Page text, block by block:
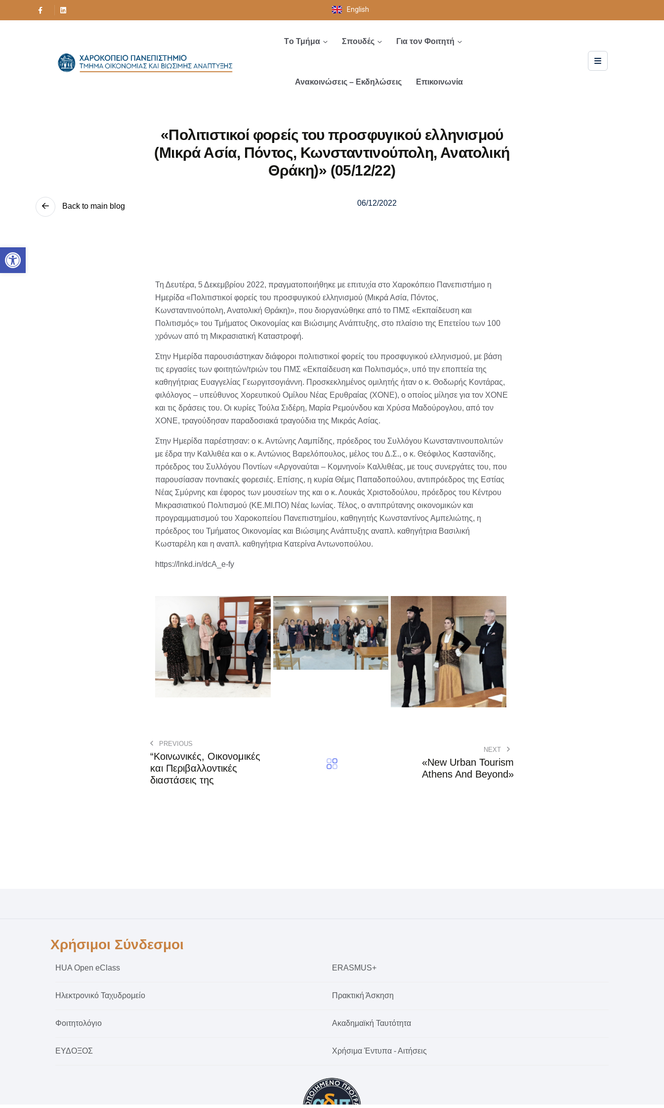
Ανοίξτε τη γραμμή εργαλείων
English
Tο Τμήμα Σπουδές Για τον Φοιτητή
Ανακοινώσεις – Εκδηλώσεις Επικοινωνία
«Πολιτιστικοί φορείς του προσφυγικού ελληνισμού
(Μικρά Ασία, Πόντος, Κωνσταντινούπολη, Ανατολική
Θράκη)» (05/12/22)
Back to main blog 06/12/2022
Τη Δευτέρα, 5 Δεκεμβρίου 2022, πραγματοποιήθηκε με επιτυχία στο Χαροκόπειο Πανεπιστήμιο η
Ημερίδα «Πολιτιστικοί φορείς του προσφυγικού ελληνισμού (Μικρά Ασία, Πόντος,
Κωνσταντινούπολη, Ανατολική Θράκη)», που διοργανώθηκε από το ΠΜΣ «Εκπαίδευση και
Πολιτισμός» του Τμήματος Οικονομίας και Βιώσιμης Ανάπτυξης, στο πλαίσιο της Επετείου των 100
χρόνων από τη Μικρασιατική Καταστροφή.
Στην Ημερίδα παρουσιάστηκαν διάφοροι πολιτιστικοί φορείς του προσφυγικού ελληνισμού, με βάση
τις εργασίες των φοιτητών/τριών του ΠΜΣ «Εκπαίδευση και Πολιτισμός», υπό την εποπτεία της
καθηγήτριας Ευαγγελίας Γεωργιτσογιάννη. Προσκεκλημένος ομιλητής ήταν ο κ. Θοδωρής Κοντάρας,
φιλόλογος – υπεύθυνος Χορευτικού Ομίλου Νέας Ερυθραίας (ΧΟΝΕ), ο οποίος μίλησε για τον ΧΟΝΕ
και τις δράσεις του. Οι κυρίες Τούλα Σιδέρη, Μαρία Ρεμούνδου και Χρύσα Μαδούρογλου, από τον
ΧΟΝΕ, τραγούδησαν παραδοσιακά τραγούδια της Μικράς Ασίας.
Στην Ημερίδα παρέστησαν: ο κ. Αντώνης Λαμπίδης, πρόεδρος του Συλλόγου Κωνσταντινουπολιτών
με έδρα την Καλλιθέα και ο κ. Αντώνιος Βαρελόπουλος, μέλος του Δ.Σ., ο κ. Θεόφιλος Καστανίδης,
πρόεδρος του Συλλόγου Ποντίων «Αργοναύται – Κομνηνοί» Καλλιθέας, με τους συνεργάτες του, που
παρουσίασαν ποντιακές φορεσιές. Επίσης, η κυρία Θέμις Παπαδοπούλου, αντιπρόεδρος της Εστίας
Νέας Σμύρνης και έφορος των μουσείων της και ο κ. Λουκάς Χριστοδούλου, πρόεδρος του Κέντρου
Μικρασιατικού Πολιτισμού (ΚΕ.ΜΙ.ΠΟ) Νέας Ιωνίας. Τέλος, ο αντιπρύτανης οικονομικών και
προγραμματισμού του Χαροκοπείου Πανεπιστημίου, καθηγητής Κωνσταντίνος Αμπελιώτης, η
πρόεδρος του Τμήματος Οικονομίας και Βιώσιμης Ανάπτυξης αναπλ. καθηγήτρια Βασιλική
Κωσταρέλη και η αναπλ. καθηγήτρια Κατερίνα Αντωνοπούλου.
https://lnkd.in/dcA_e-fy
PREVIOUS
“Κοινωνικές, Οικονομικές
και Περιβαλλοντικές
διαστάσεις της
NEXT
«New Urban Tourism
Athens And Beyond»
Χρήσιμοι Σύνδεσμοι
HUA Open eClass
Ηλεκτρονικό Ταχυδρομείο
Φοιτητολόγιο
ΕΥΔΟΞΟΣ
ERASMUS+
Πρακτική Άσκηση
Ακαδημαϊκή Ταυτότητα
Χρήσιμα Έντυπα - Αιτήσεις